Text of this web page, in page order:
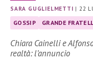
SARA GUGLIELMETTI |22
GOSSIP GRANDE
Chiara Cainelli e
realtà: l’annuncio